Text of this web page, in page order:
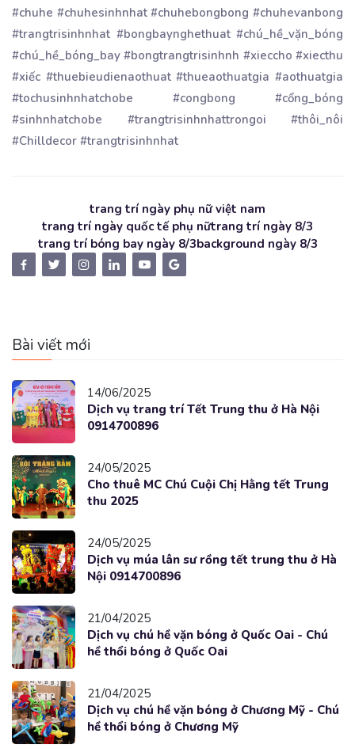
#chuhe #chuhesinhnhat #chuhebongbong #chuhevanbong
#trangtrisinhnhat #bongbaynghethuat #chú_hề_vặn_bóng
#chú_hề_bóng_bay #bongtrangtrisinhnh #xieccho #xiecthu
#xiếc #thuebieudienaothuat #thueaothuatgia #aothuatgia
#tochusinhnhatchobe #congbong #cổng_bóng
#sinhnhatchobe #trangtrisinhnhattrongoi #thôi_nôi
#Chilldecor #trangtrisinhnhat
trang trí ngày phụ nữ việt nam
trang trí ngày quốc tế phụ nữtrang trí ngày 8/3
trang trí bóng bay ngày 8/3background ngày 8/3
Bài viết mới
14/06/2025
Dịch vụ trang trí Tết Trung thu ở Hà Nội
0914700896
24/05/2025
Cho thuê MC Chú Cuội Chị Hằng tết Trung
thu 2025
24/05/2025
Dịch vụ múa lân sư rồng tết trung thu ở Hà
Nội 0914700896
21/04/2025
Dịch vụ chú hề vặn bóng ở Quốc Oai - Chú
hề thổi bóng ở Quốc Oai
21/04/2025
Dịch vụ chú hề vặn bóng ở Chương Mỹ - Chú
hề thổi bóng ở Chương Mỹ